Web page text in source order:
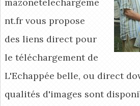
nt.fr vous propose
des liens direct pour
le téléchargement de
L'Echappée belle, ou direct
qualités d'images sont